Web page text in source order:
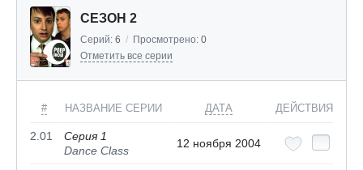
СЕЗОН 2
Серий: 6 / Просмотрено: 0
Отметить все серии
# НАЗВАНИЕ СЕРИИ ДАТА ДЕЙСТВИЯ
2.01
Серия 1
Dance Class
12 ноября 2004